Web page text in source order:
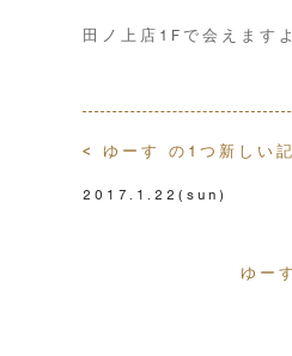
田ノ上店1Fで会えます
< ゆーす の1つ新しい
2017.1.22 (sun)
ゆー